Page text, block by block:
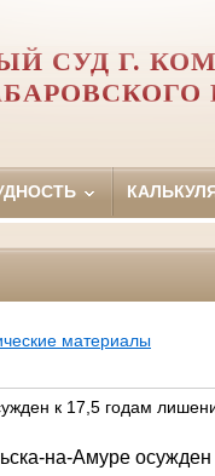
СУД Г.
материалы
к 17,5 годам
на-Амуре